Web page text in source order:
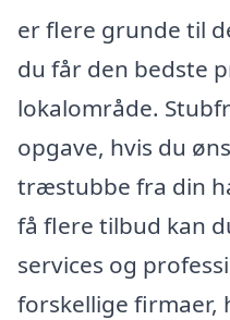
er flere grunde til
du får den bedste
lokalområde.
opgave, hvis du
træstubbe fra din
få flere tilbud kan
services og
forskellige firmaer,